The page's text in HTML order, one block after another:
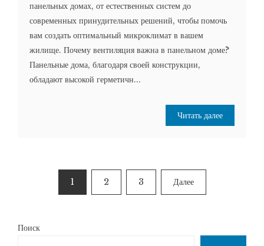
панельных домах, от естественных систем до
современных принудительных решений, чтобы помочь
вам создать оптимальный микроклимат в вашем
жилище. Почему вентиляция важна в панельном доме?
Панельные дома, благодаря своей конструкции,
обладают высокой герметичн...
Читать далее
Пагинация
записей
1 2 3 Далее
Поиск